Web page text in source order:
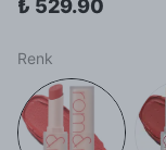
₺ 529.90
Renk